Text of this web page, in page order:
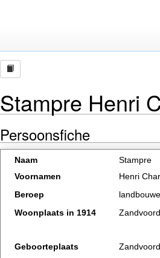
Stampre Henri
Persoonsfiche
Naam
Stampre
Voornamen
Henri
Beroep
Woonplaats in 1914
Geboorteplaats